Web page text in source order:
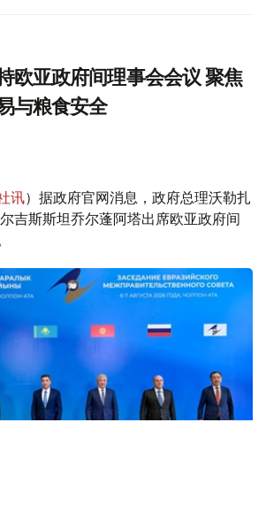
欧亚政府间理事会会议 聚焦
与粮食安全
讯）据政府官网消息，政府总理沃勒扎
吉斯斯坦乔尔蓬阿塔出席欧亚政府间